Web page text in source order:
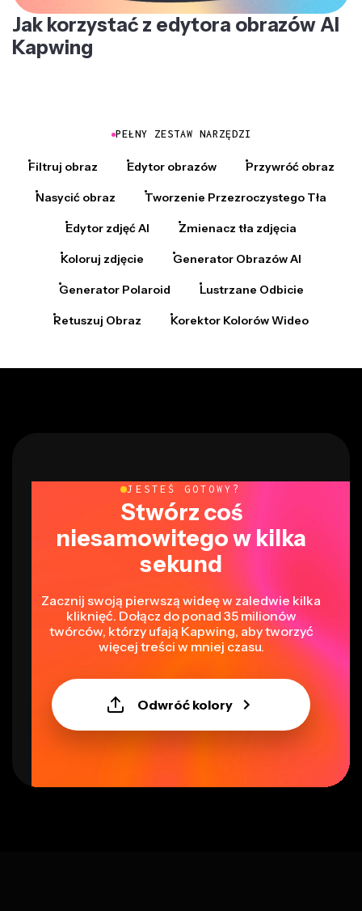
Jak korzystać z edytora obrazów AI
Kapwing
PEŁNY ZESTAW NARZĘDZI
Filtruj obraz Edytor obrazów Przywróć obraz
Nasycić obraz Tworzenie Przezroczystego Tła
Edytor zdjęć AI Zmienacz tła zdjęcia
Koloruj zdjęcie Generator Obrazów AI
Generator Polaroid Lustrzane Odbicie
Retuszuj Obraz Korektor Kolorów Wideo
JESTEŚ GOTOWY?
Stwórz coś
niesamowitego w kilka
sekund
Zacznij swoją pierwszą wideę w zaledwie kilka
kliknięć. Dołącz do ponad 35 milionów
twórców, którzy ufają Kapwing, aby tworzyć
więcej treści w mniej czasu.
Odwróć kolory